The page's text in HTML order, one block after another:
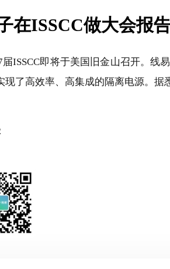
在ISSCC做大会报
届ISSCC即将于美国旧金山召开。
现了高效率、高集成的隔离电源。